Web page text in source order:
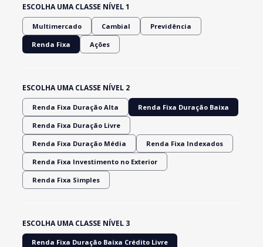
ESCOLHA UMA CLASSE NÍVEL 1
Multimercado Cambial Previdência
Renda Fixa Ações
ESCOLHA UMA CLASSE NÍVEL 2
Renda Fixa Duração Alta Renda Fixa Duração Baixa
Renda Fixa Duração Livre
Renda Fixa Duração Média Renda Fixa Indexados
Renda Fixa Investimento no Exterior
Renda Fixa Simples
ESCOLHA UMA CLASSE NÍVEL 3
Renda Fixa Duração Baixa Crédito Livre